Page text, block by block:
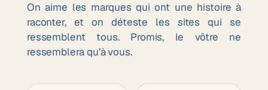
On aime les marques qui ont une histoire à
raconter, et on déteste les sites qui se
ressemblent tous. Promis, le vôtre ne
ressemblera qu’à vous.